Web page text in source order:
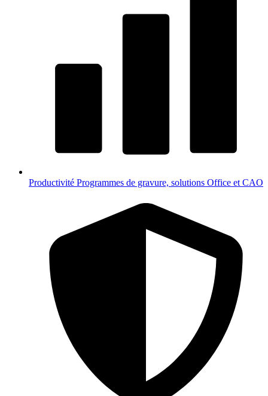
Productivité Programmes de gravure, solutions Office et CAO